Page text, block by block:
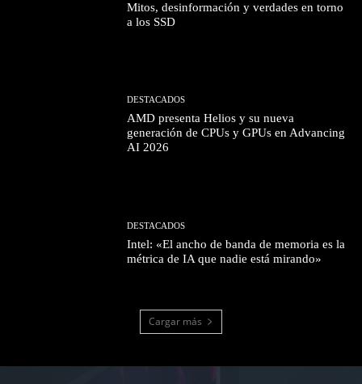
Mitos, desinformación y verdades en torno
a los SSD
DESTACADOS
AMD presenta Helios y su nueva
generación de CPUs y GPUs en Advancing
AI 2026
DESTACADOS
Intel: «El ancho de banda de memoria es la
métrica de IA que nadie está mirando»
Cargar más